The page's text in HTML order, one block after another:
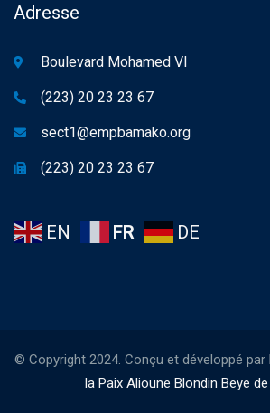
Adresse
Boulevard Mohamed VI
(223) 20 23 23 67
sect1@empbamako.org
(223) 20 23 23 67
EN FR DE
© Copyright 2024. Conçu et développé par
la Paix Alioune Blondin Beye